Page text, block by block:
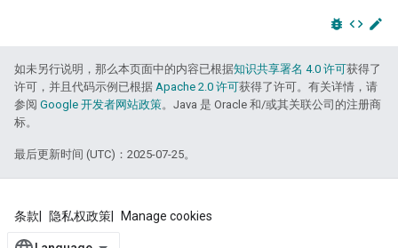
bug_report code edit
如未另行说明，那么本页面中的内容已根据知识共享署名 4.0 许可获得了
许可，并且代码示例已根据 Apache 2.0 许可获得了许可。有关详情，请
参阅 Google 开发者网站政策。Java 是 Oracle 和/或其关联公司的注册商
标。
最后更新时间 (UTC)：2025-07-25。
条款 隐私权政策 Manage cookies